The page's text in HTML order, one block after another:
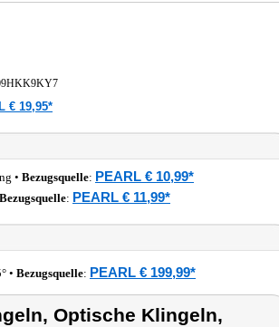
€ 19,95*
• Bezugsquelle: PEARL € 10,99*
Bezugsquelle: PEARL € 11,99*
• Bezugsquelle: PEARL € 199,99*
Optische Klingeln,